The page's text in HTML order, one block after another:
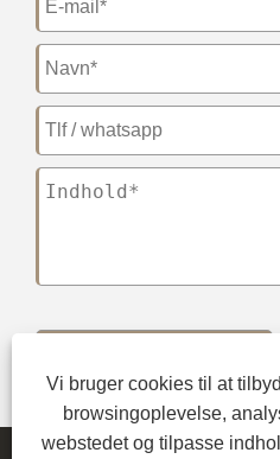
Vi bruger cookies til at
browsingoplevelse,
webstedet og tilpasse